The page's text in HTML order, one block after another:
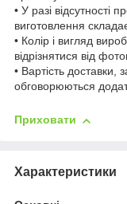
• У разі відсутності
виготовлення
• Колір і вигляд
відрізнятися від
• Вартість
обговорюються
Приховати
Характеристики